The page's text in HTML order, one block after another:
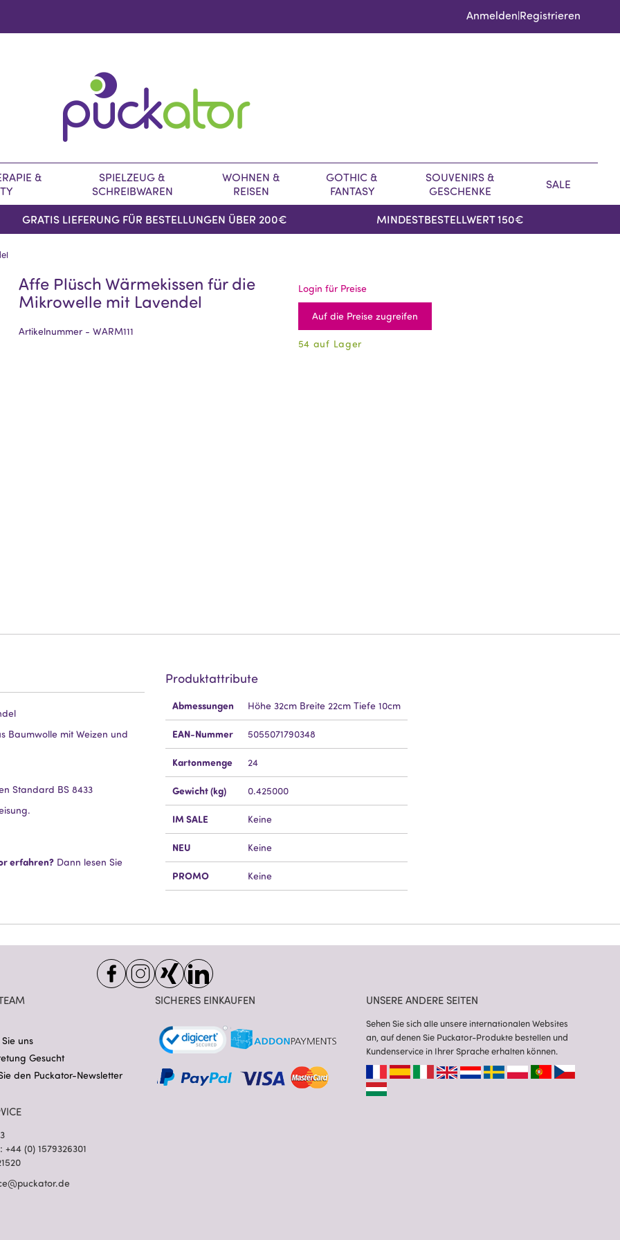
Anmelden|Registrieren
&
SPIELZEUG &
SCHREIBWAREN
WOHNEN &
REISEN
GOTHIC &
FANTASY
SOUVENIRS &
GESCHENKE
SALE
GRATIS LIEFERUNG FÜR BESTELLUNGEN ÜBER 200€ MINDESTBESTELLWERT 150€
Affe Plüsch Wärmekissen für die
Mikrowelle mit Lavendel
Artikelnummer - WARM111
Login für Preise
Auf die Preise zugreifen
54 auf Lager
Baumwolle mit Weizen und
Standard BS 8433
erfahren? Dann lesen Sie
Produktattribute
Information
Abmessungen Höhe 32cm Breite 22cm Tiefe 10cm
EAN-Nummer 5055071790348
Kartonmenge 24
Gewicht (kg) 0.425000
IM SALE Keine
NEU Keine
PROMO Keine
uns
Gesucht
den Puckator-Newsletter
(0) 1579326301
SICHERES EINKAUFEN UNSERE ANDERE SEITEN
Sehen Sie sich alle unsere internationalen Websites
an, auf denen Sie Puckator-Produkte bestellen und
Kundenservice in Ihrer Sprache erhalten können.